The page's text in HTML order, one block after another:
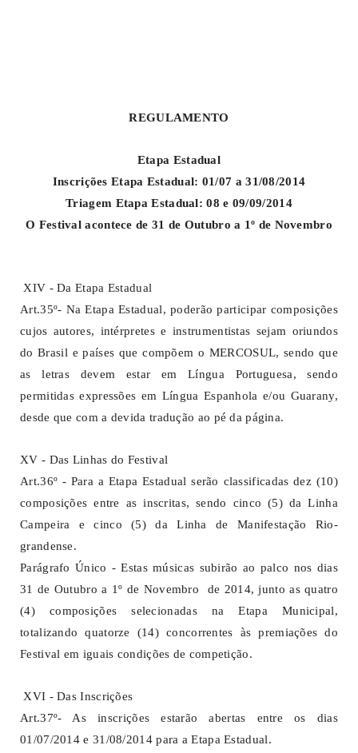
REGULAMENTO
Etapa Estadual
Inscrições Etapa Estadual: 01/07 a 31/08/2014
Triagem Etapa Estadual: 08 e 09/09/2014
O Festival acontece de 31 de Outubro a 1º de Novembro
XIV - Da Etapa Estadual
Art.35º- Na Etapa Estadual, poderão participar composições
cujos autores, intérpretes e instrumentistas sejam oriundos
do Brasil e países que compõem o MERCOSUL, sendo que
as letras devem estar em Língua Portuguesa, sendo
permitidas expressões em Língua Espanhola e/ou Guarany,
desde que com a devida tradução ao pé da página.
XV - Das Linhas do Festival
Art.36º - Para a Etapa Estadual serão classificadas dez (10)
composições entre as inscritas, sendo cinco (5) da Linha
Campeira e cinco (5) da Linha de Manifestação Rio-
grandense.
Parágrafo Único - Estas músicas subirão ao palco nos dias
31 de Outubro a 1º de Novembro de 2014, junto as quatro
(4) composições selecionadas na Etapa Municipal,
totalizando quatorze (14) concorrentes às premiações do
Festival em iguais condições de competição.
XVI - Das Inscrições
Art.37º- As inscrições estarão abertas entre os dias
01/07/2014 e 31/08/2014 para a Etapa Estadual.